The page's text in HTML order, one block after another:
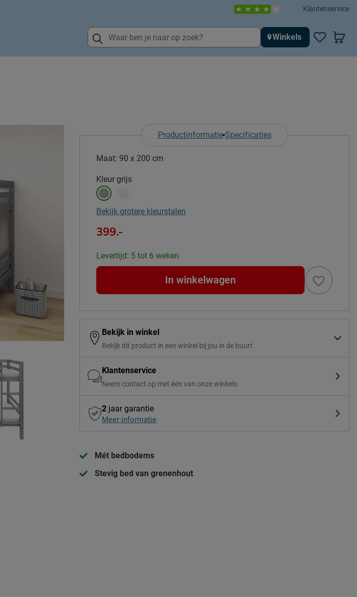
Klantenservice
Winkels
Productinformatie Specificaties
Maat: 90 x 200 cm
Kleur grijs
Bekijk grotere kleurstalen
399.-
Levertijd: 5 tot 6 weken
In winkelwagen
Bekijk in winkel
Bekijk dit product in een winkel bij jou in de buurt
Klantenservice
Neem contact op met één van onze winkels
2 jaar garantie
Meer informatie
Mét bedbodems
Stevig bed van grenenhout